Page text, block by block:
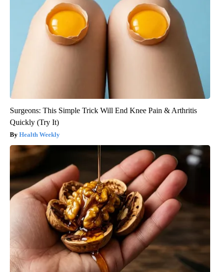
Surgeons: This Simple Trick Will End Knee Pain & Arthritis
Quickly (Try It)
Health Weekly